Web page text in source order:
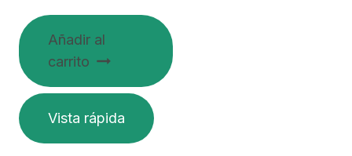
Añadir al
carrito
Vista rápida